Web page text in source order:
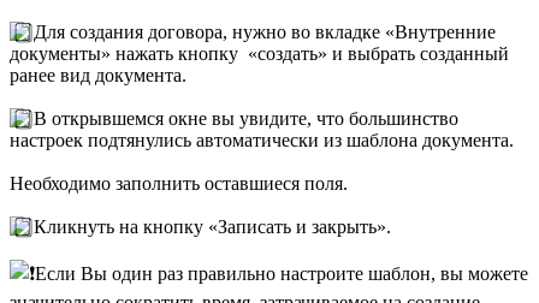
Для создания договора, нужно во вкладке «Внутренние
документы» нажать кнопку «создать» и выбрать созданный
ранее вид документа.
В открывшемся окне вы увидите, что большинство
настроек подтянулись автоматически из шаблона документа.
Необходимо заполнить оставшиеся поля.
Кликнуть на кнопку «Записать и закрыть».
Если Вы один раз правильно настроите шаблон, вы можете